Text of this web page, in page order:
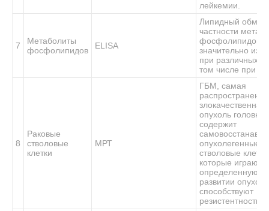
лейкемии
7
Метаболиты
фосфолипидов
ELISA
Липидный
частности
фосфолипидов,
значительно
при различных
том числе при
8
Раковые
стволовые
клетки
МРТ
ГБМ, самая
опухоль
содержит
опухолегенные
стволовые
которые играют
определенную
развитии
способствуют
резистентности